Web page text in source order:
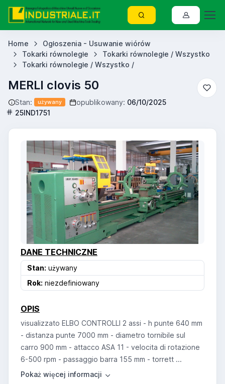
Home
Ogłoszenia - Usuwanie wiórów
Tokarki równoległe
Tokarki równoległe / Wszystko
Tokarki równoległe / Wszystko /
MERLI clovis 50
Stan: używany opublikowany: 06/10/2025
25IND1751
DANE TECHNICZNE
Stan: używany
Rok: niezdefiniowany
OPIS
visualizzato ELBO CONTROLLI 2 assi - h punte 640 mm
- distanza punte 7000 mm - diametro tornibile sul
carro 900 mm - attacco ASA 11 - velocita di rotazione
6-500 rpm - passaggio barra 155 mm - torrett ...